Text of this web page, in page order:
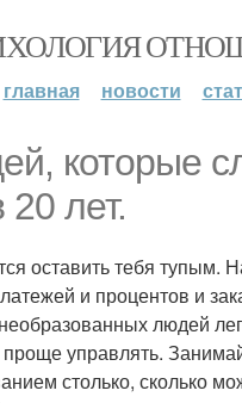
главная новости
которые
20 лет.
оставить тебя тупым.
и процентов и
людей
управлять.
столько, сколько